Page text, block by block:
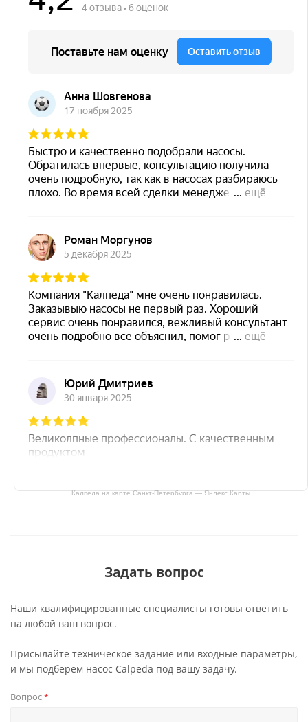
Калпеда на карте Санкт‑Петербурга — Яндекс Карты
Задать вопрос
Наши квалифицированные специалисты готовы ответить
на любой ваш вопрос.
Присылайте техническое задание или входные параметры,
и мы подберем насос Calpeda под вашу задачу.
Вопрос*